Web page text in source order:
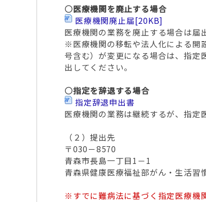
○医療機関を廃止する場合
医療機関廃止届[20KB]
医療機関の業務を廃止する場合は届
※医療機関の移転や法人化による開
号含む）が変更になる場合は、指定
出してください。
○指定を辞退する場合
指定辞退申出書
医療機関の業務は継続するが、指
（２）提出先
〒030－8570
青森市長島一丁目1－1
青森県健康医療福祉部がん・生活
※すでに難病法に基づく指定医療機